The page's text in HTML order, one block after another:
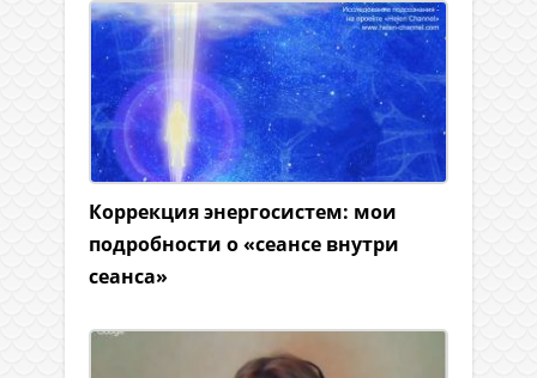
Коррекция энергосистем: мои
подробности о «сеансе внутри
сеанса»